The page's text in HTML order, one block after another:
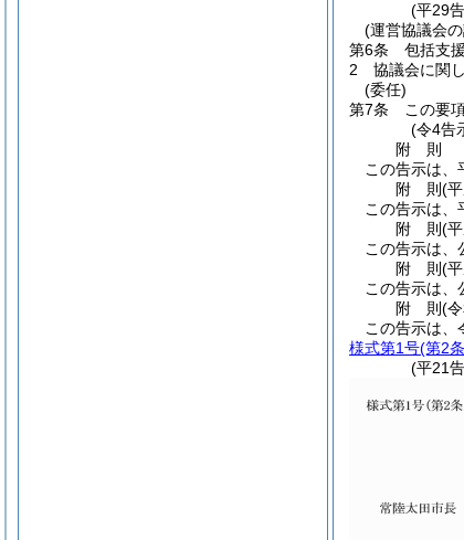
(平29
(運営協議会
第6条
包括支
2
協議会に関
(委任)
第7条
この要
(令4告
附 則
この告示は、
附 則(
この告示は、
附 則(
この告示は、
附 則(
この告示は、
附 則(
この告示は、
様式第1号(第2
(平21